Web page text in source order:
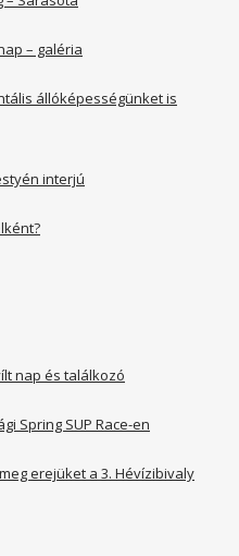
– galéria
állóképességünket is
interjú
nap és találkozó
Spring SUP Race-en
erejüket a 3. Hévízibivaly